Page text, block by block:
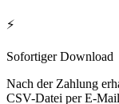
⚡
Sofortiger Download
Nach der Zahlung
CSV-Datei per E-